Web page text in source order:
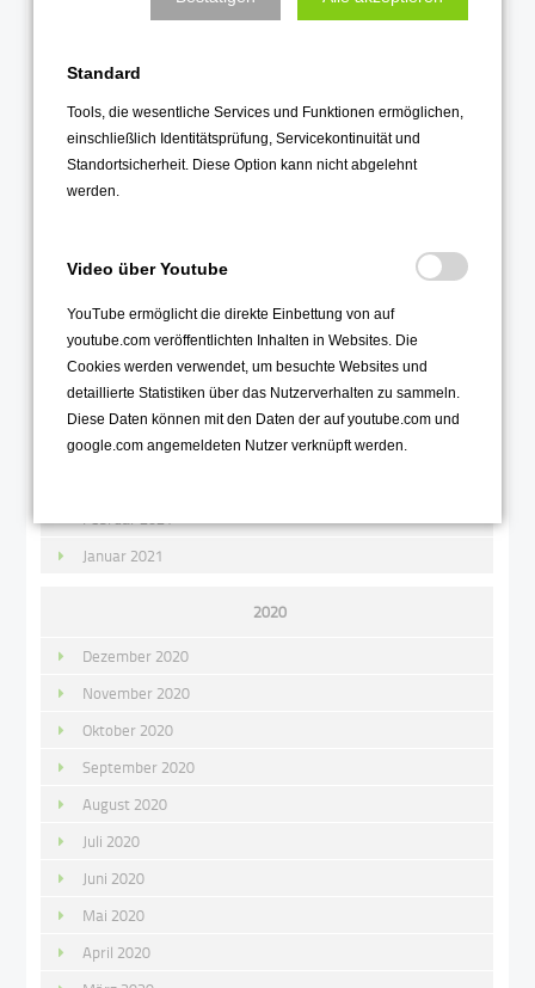
2021
Dezember 2021
November 2021
September 2021
Juli 2021
Juni 2021
April 2021
Februar 2021
Januar 2021
2020
Dezember 2020
November 2020
Oktober 2020
September 2020
August 2020
Juli 2020
Juni 2020
Mai 2020
April 2020
Standard
Tools, die wesentliche Services und Funktionen ermöglichen,
einschließlich Identitätsprüfung, Servicekontinuität und
Standortsicherheit. Diese Option kann nicht abgelehnt
werden.
Video über Youtube
YouTube ermöglicht die direkte Einbettung von auf
youtube.com veröffentlichten Inhalten in Websites. Die
Cookies werden verwendet, um besuchte Websites und
detaillierte Statistiken über das Nutzerverhalten zu sammeln.
Diese Daten können mit den Daten der auf youtube.com und
google.com angemeldeten Nutzer verknüpft werden.